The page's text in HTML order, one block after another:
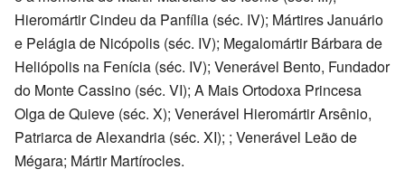
Hieromártir Cindeu da Panfília (séc. IV); Mártires Januário
e Pelágia de Nicópolis (séc. IV); Megalomártir Bárbara de
Heliópolis na Fenícia (séc. IV); Venerável Bento, Fundador
do Monte Cassino (séc. VI); A Mais Ortodoxa Princesa
Olga de Quieve (séc. X); Venerável Hieromártir Arsênio,
Patriarca de Alexandria (séc. XI); ; Venerável Leão de
Mégara; Mártir Martírocles.